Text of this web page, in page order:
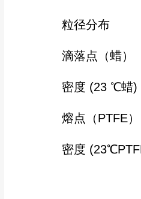
粒径分布
滴落点
密度 (23
熔点（
密度